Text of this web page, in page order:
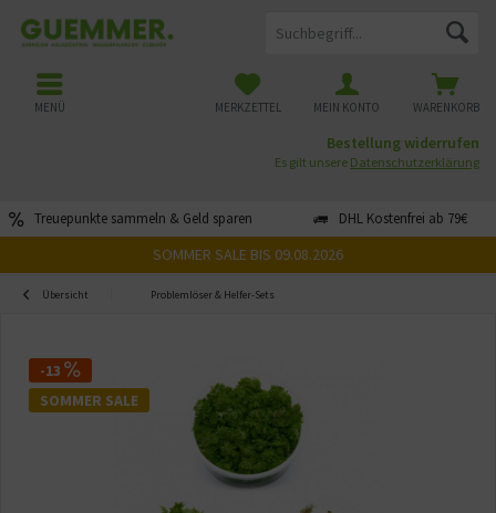
Treuepunkte sammeln & Geld sparen DHL Kostenfrei ab 79€
WARENKORB
MERKZETTEL MEIN KONTO
MENÜ
Bestellung widerrufen
Es gilt unsere Datenschutzerklärung
SOMMER SALE BIS 09.08.2026
Übersicht Problemlöser & Helfer-Sets
-13
SOMMER SALE